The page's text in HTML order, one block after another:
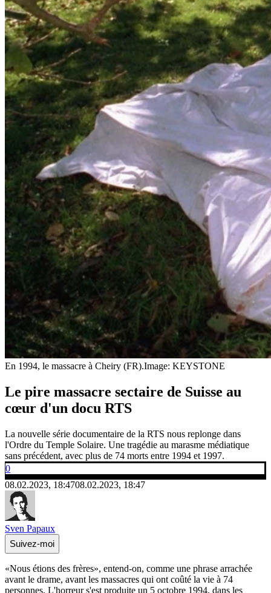
En 1994, le massacre à Cheiry (FR).Image: KEYSTONE
Le pire massacre sectaire de Suisse au
cœur d'un docu RTS
La nouvelle série documentaire de la RTS nous replonge dans
l'Ordre du Temple Solaire. Une tragédie au marasme médiatique
sans précédent, avec plus de 74 morts entre 1994 et 1997.
0
08.02.2023, 18:4708.02.2023, 18:47
Sven Papaux
Suivez-moi
«Nous étions des frères», entend-on, comme une phrase arrachée
avant le drame, avant les massacres qui ont coûté la vie à 74
personnes. L'horreur s'est produite un 5 octobre 1994, dans les